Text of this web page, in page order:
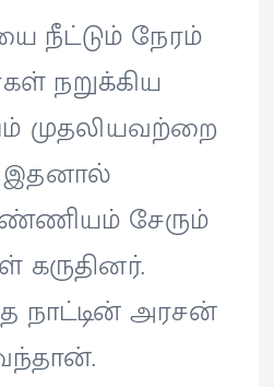
நீட்டும் நேரம்
நறுக்கிய
முதலியவற்றை
இதனால்
சேரும்
கருதினர்.
நாட்டின் அரசன்